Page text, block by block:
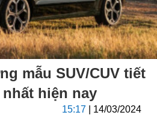
mẫu SUV/CUV tiết
hiện nay
15:17 | 14/03/2024